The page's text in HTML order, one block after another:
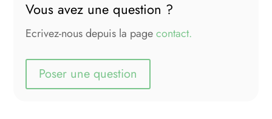
Vous avez une question ?
Ecrivez-nous depuis la pagecontact.
Poser une question